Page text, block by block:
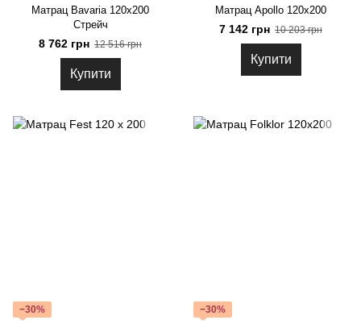
Матрац Bavaria 120х200
Стрейч
8 762 грн 12 516 грн
Купити
Матрац Apollo 120х200
7 142 грн 10 203 грн
Купити
−30% −30%